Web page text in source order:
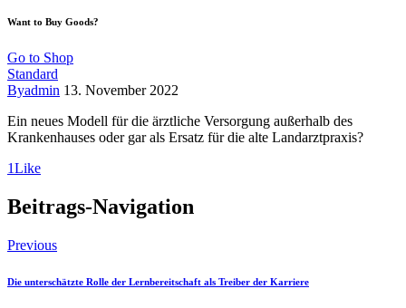
Want to Buy Goods?
Go to Shop
Standard
Byadmin 13. November 2022
Ein neues Modell für die ärztliche Versorgung außerhalb des
Krankenhauses oder gar als Ersatz für die alte Landarztpraxis?
1Like
Beitrags-Navigation
Previous
Die unterschätzte Rolle der Lernbereitschaft als Treiber der Karriere